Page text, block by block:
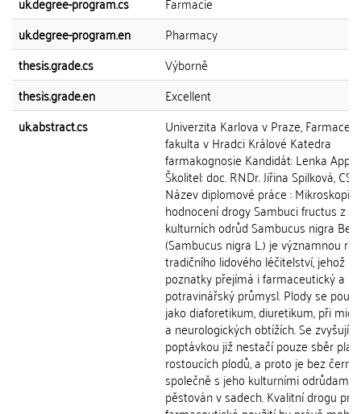
uk.degree-program.en
Pharmacy
thesis.grade.cs
Výborně
thesis.grade.en
Excellent
uk.abstract.cs
Univerzita Karlova v Praze,
fakulta v Hradci Králové Katedra
farmakognosie Kandidát: Lenka
Školitel: doc. RNDr. Jiřina Spilková, CSc.
Název diplomové práce :
hodnocení drogy Sambuci fructus z
kulturních odrůd Sambucus nigra
(Sambucus nigra L.) je významnou
tradičního lidového léčitelství, jehož
poznatky přejímá i farmaceutický a
potravinářský průmysl. Plody se
jako diaforetikum, diuretikum, při
a neurologických obtížích. Se zvyšující
poptávkou již nestačí pouze sběr
rostoucích plodů, a proto je bez černý
společně s jeho kulturními odrůdami
pěstován v sadech. Kvalitní drogu pro